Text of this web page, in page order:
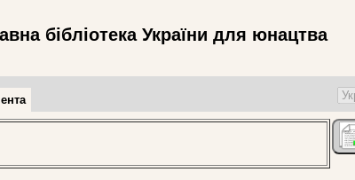
бібліотека України для юнацтва